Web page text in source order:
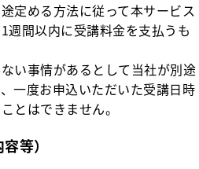
定める方法に従って本サービス
週間以内に受講料金を支払うも
い事情があるとして当社が別途
一度お申込いただいた受講日時
とはできません。
等）